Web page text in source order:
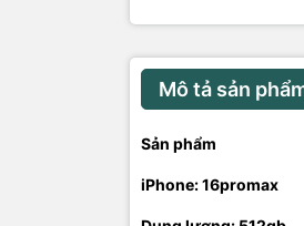
Mô tả sản
Sản phẩm
iPhone: 16promax